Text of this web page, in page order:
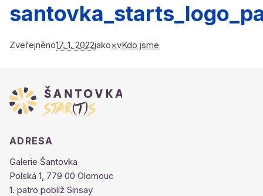
Zveřejněno17. 1. 2022jako×vKdo jsme
ADRESA
Galerie Šantovka
Polská 1, 779 00 Olomouc
1. patro poblíž Sinsay